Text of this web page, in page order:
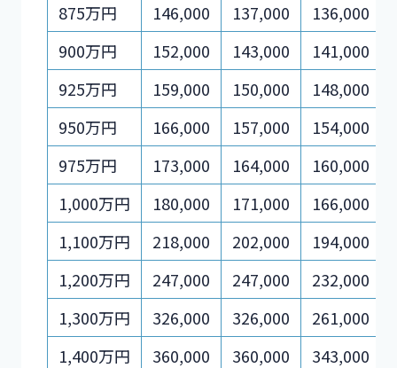
875万円
146,000 137,000
136,000
900万円
152,000 143,000
141,000
925万円
159,000 150,000
148,000
950万円
166,000 157,000
154,000
975万円
173,000 164,000
160,000
1,000万円
180,000 171,000
166,000
1,100万円
218,000 202,000
194,000
1,200万円
247,000 247,000
232,000
1,300万円
326,000 326,000
261,000
1,400万円
360,000 360,000 343,000